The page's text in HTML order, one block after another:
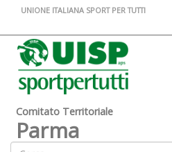
UNIONE ITALIANA SPORT PER TUTTI
Comitato Territoriale
Parma